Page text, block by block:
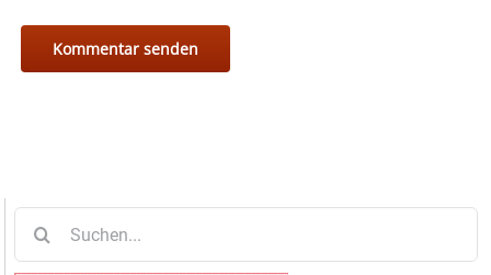
nach: